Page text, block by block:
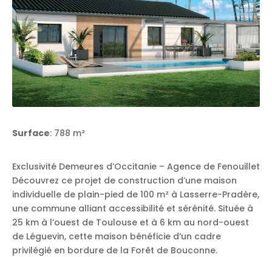
Surface: 788 m²
Exclusivité Demeures d’Occitanie – Agence de Fenouillet
Découvrez ce projet de construction d’une maison
individuelle de plain-pied de 100 m² à Lasserre-Pradère,
une commune alliant accessibilité et sérénité. Située à
25 km à l’ouest de Toulouse et à 6 km au nord-ouest
de Léguevin, cette maison bénéficie d’un cadre
privilégié en bordure de la Forêt de Bouconne.